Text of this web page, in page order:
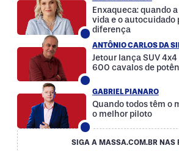
Enxaqueca: quando
vida e o autocuidado
diferença
ANTÔNIO CARLOS DA
Jetour lança SUV
600 cavalos de
GABRIEL PIANARO
Quando todos têm o
o melhor piloto
SIGA A MASSA.COM.BR NAS